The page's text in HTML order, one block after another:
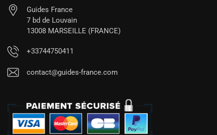
Guides France
7 bd de Louvain
13008 MARSEILLE (FRANCE)
+33744750411
contact@guides-france.com